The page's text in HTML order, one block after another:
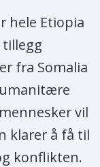
hele Etiopia
tillegg
fra Somalia
vil
klarer å få til
konflikten.